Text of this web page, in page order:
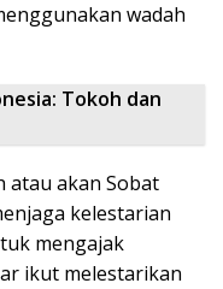
wadah
Tokoh dan
atau akan Sobat
kelestarian
mengajak
ikut melestarikan